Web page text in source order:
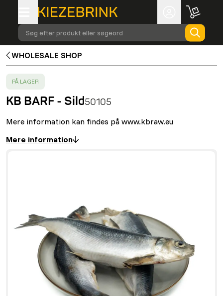
Søg efter produkt eller søgeord
WHOLESALE SHOP
SUCCESS
PÅ LAGER
KB BARF - Sild50105
Mere information kan findes på www.kbraw.eu
Mere information